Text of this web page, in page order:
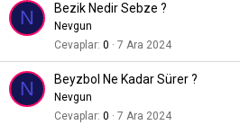
N Bezik Nedir Sebze ?
Nevgun
Cevaplar 0 7 Ara 2024
N Beyzbol Ne Kadar Sürer ?
Nevgun
Cevaplar 0 7 Ara 2024